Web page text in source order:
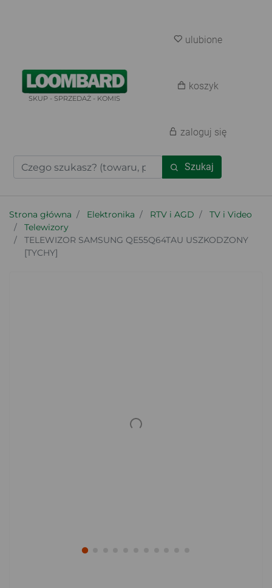
SKUP - SPRZEDAŻ - KOMIS
Szukaj
ulubione
koszyk
zaloguj się
Strona główna Elektronika RTV i AGD
TV i Video
Telewizory
TELEWIZOR SAMSUNG QE55Q64TAU USZKODZONY
[TYCHY]